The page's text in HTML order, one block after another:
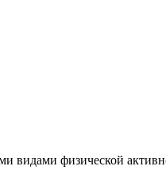
видами физической